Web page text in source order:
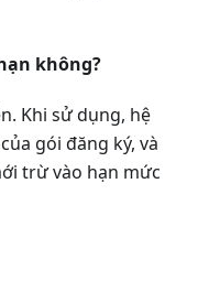
không?
Khi sử dụng, hệ
gói đăng ký, và
trừ vào hạn mức